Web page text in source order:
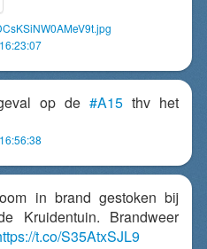
op de #A15 thv het
in brand gestoken bij
Kruidentuin. Brandweer
t.co/S35AtxSJL9